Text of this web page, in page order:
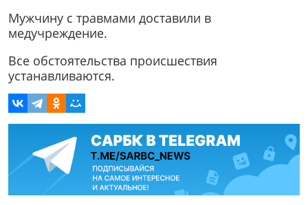
Мужчину с травмами доставили в
медучреждение.
Все обстоятельства происшествия
устанавливаются.